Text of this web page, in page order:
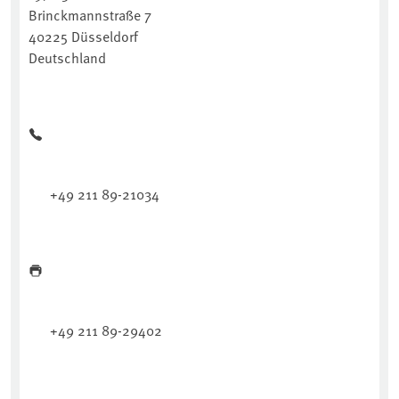
Brinckmannstraße 7
40225 Düsseldorf
Deutschland
+49 211 89-21034
+49 211 89-29402